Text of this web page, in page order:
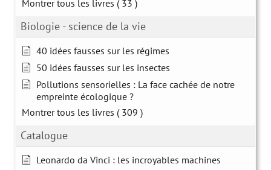
Montrer tous les livres ( 33 )
Biologie - science de la vie
40 idées fausses sur les régimes
50 idées fausses sur les insectes
Pollutions sensorielles : La face cachée de notre
empreinte écologique ?
Montrer tous les livres ( 309 )
Catalogue
Leonardo da Vinci : les incroyables machines